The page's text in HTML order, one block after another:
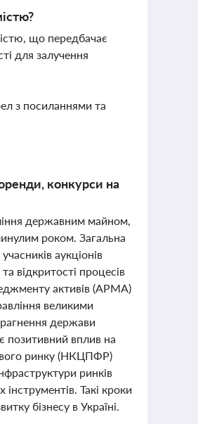
що передбачає
для залучення
з посиланнями та
конкурси на
державним майном,
роком. Загальна
аукціонів
відкритості процесів
активів (АРМА)
великими
держави
позитивний вплив на
ринку (НКЦПФР)
ринків
Такі кроки
бізнесу в Україні.